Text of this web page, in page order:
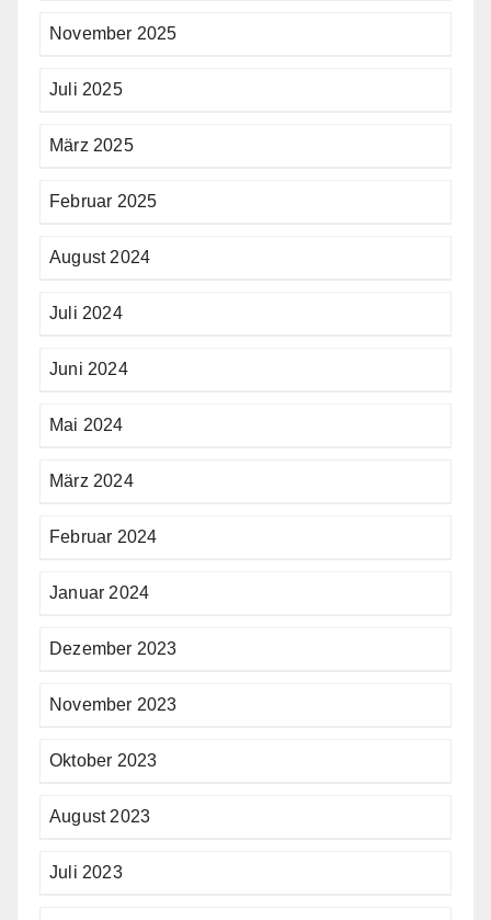
November 2025
Juli 2025
März 2025
Februar 2025
August 2024
Juli 2024
Juni 2024
Mai 2024
März 2024
Februar 2024
Januar 2024
Dezember 2023
November 2023
Oktober 2023
August 2023
Juli 2023